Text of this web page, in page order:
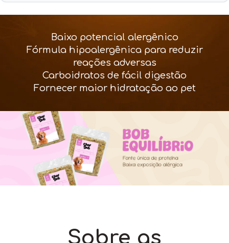
Baixo potencial alergênico
Fórmula hipoalergênica para reduzir
reações adversas
Carboidratos de fácil digestão
Fornecer maior hidratação ao pet
Sobre as